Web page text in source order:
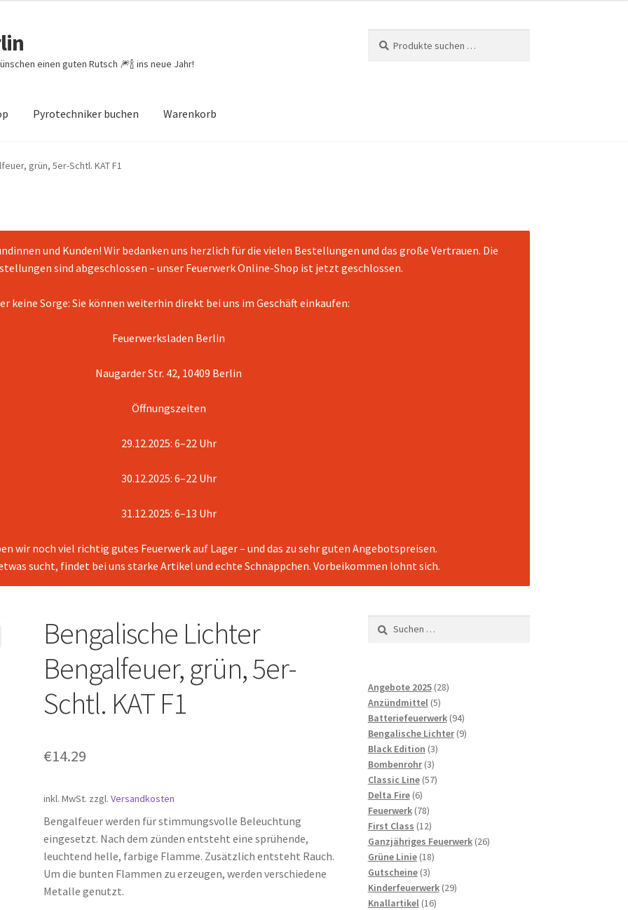
einen guten Rutsch 🎆🍾 ins neue Jahr!
nach:
Pyrotechniker buchen Warenkorb
von Bewertungen Feuerwerk-Shop
grün, 5er-Schtl. KAT F1
und Kunden! Wir bedanken uns herzlich für die vielen Bestellungen und das große Vertrauen. Die
sind abgeschlossen – unser Feuerwerk Online-Shop ist jetzt geschlossen.
keine Sorge: Sie können weiterhin direkt bei uns im Geschäft einkaufen:
Feuerwerksladen Berlin
Naugarder Str. 42, 10409 Berlin
Öffnungszeiten
29.12.2025: 6–22 Uhr
30.12.2025: 6–22 Uhr
31.12.2025: 6–13 Uhr
wir noch viel richtig gutes Feuerwerk auf Lager – und das zu sehr guten Angebotspreisen.
sucht, findet bei uns starke Artikel und echte Schnäppchen. Vorbeikommen lohnt sich.
Bengalische Lichter
Bengalfeuer, grün, 5er-
Schtl. KAT F1
€14.29
inkl. MwSt. zzgl.Versandkosten
Bengalfeuer werden für stimmungsvolle Beleuchtung
eingesetzt. Nach dem zünden entsteht eine sprühende,
leuchtend helle, farbige Flamme. Zusätzlich entsteht Rauch.
Um die bunten Flammen zu erzeugen, werden verschiedene
Metalle genutzt.
Suchen
nach:
Angebote 2025 2828
Anzündmittel 55
Produkte
Batteriefeuerwerk 9494
Produkte
Bengalische Lichter 99
Black Edition 33
Bombenrohr 33
Produkte
Classic Line 5757
Delta Fire 66
Produkte
Feuerwerk 7878
Produkte
First Class 1212
Produkte
Ganzjähriges Feuerwerk 2626
Grüne Linie 1818
Gutscheine 33
Produkte
Kinderfeuerwerk 2929
Knallartikel 1616